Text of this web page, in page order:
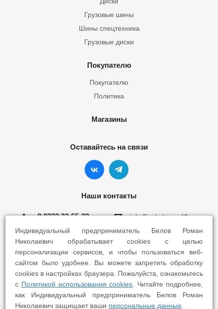
Грузовые шины
Шины спецтехника
Грузовые диски
Покупателю
Покупателю
Политика
Магазины
Оставайтесь на связи
Наши контакты
8 8332 22-55-22 info@yokohama43.ru
Киров, ул. Ломоносова 5Б
Киров, ул. Профсоюзная 7А
Индивидуальный предприниматель Белов Роман
Николаевич обрабатывает cookies с целью
персонализации сервисов, и чтобы пользоваться веб-
сайтом было удобнее. Вы можете запретить обработку
cookies в настройках браузера. Пожалуйста, ознакомьтесь
с Политикой использования cookies . Читайте подробнее,
как Индивидуальный предприниматель Белов Роман
Николаевич защищает ваши персональные данные